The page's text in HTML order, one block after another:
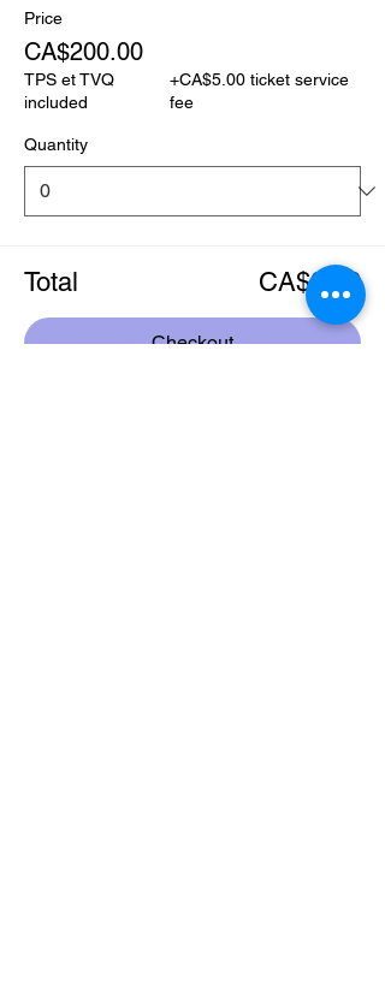
Price
CA$200.00
TPS et TVQ
included
+CA$5.00 ticket service
fee
Quantity
Total CA$0.00
Checkout